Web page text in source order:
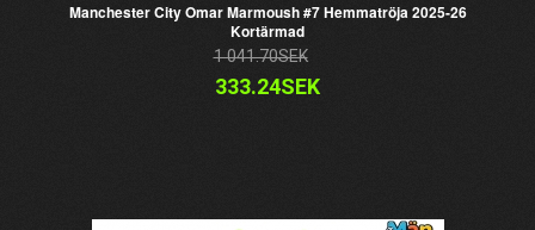
Manchester City Omar Marmoush #7 Hemmatröja 2025-26
Kortärmad
1 041.70SEK
333.24SEK